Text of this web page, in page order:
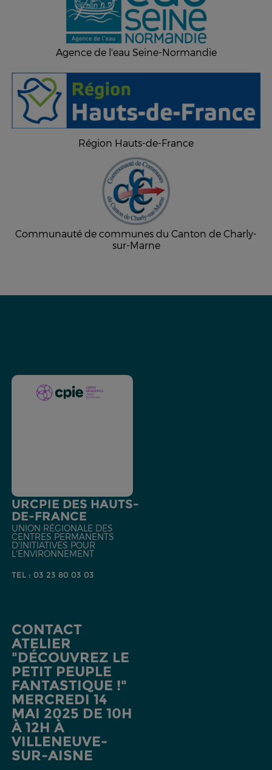
Agence de l'eau Seine-Normandie
Région Hauts-de-France
Communauté de communes du Canton de Charly-
sur-Marne
URCPIE DES HAUTS-
DE-FRANCE
UNION RÉGIONALE DES
CENTRES PERMANENTS
D'INITIATIVES POUR
L'ENVIRONNEMENT
TEL : 03 23 80 03 03
CONTACT
ATELIER
"DÉCOUVREZ LE
PETIT PEUPLE
FANTASTIQUE !"
MERCREDI 14
MAI 2025 DE 10H
À 12H À
VILLENEUVE-
SUR-AISNE